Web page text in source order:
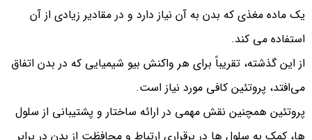
یک ماده مغذی که بدن به آن نیاز دارد و در مقادیر زیادی از آن
استفاده می کند.
از این گذشته، تقریباً برای هر واکنش بیو شیمیایی که در بدن اتفاق
می‌افتد، پروتئین کافی مورد نیاز است.
پروتئین همچنین نقش مهمی در ارائه ساختار و پشتیبانی از سلول
ها، کمک به سلول ها در برقراری ارتباط و محافظت از بدن در برابر